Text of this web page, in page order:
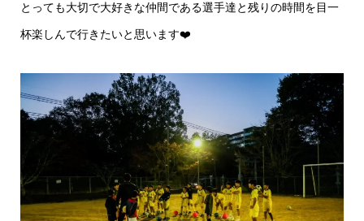
とっても大切で大好きな仲間である選手達と残りの時間を目一
杯楽しんで行きたいと思います❤️